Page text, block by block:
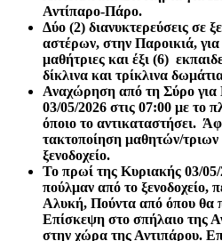
Αντίπαρο-Πάρο.
Δύο (2) διανυκτερεύσεις σε
αστέρων, στην Παροικιά,
μαθήτριες και έξι (6)
δίκλινα και τρίκλινα
Αναχώρηση από τη Σύρο
03/05/2026 στις 07:00 με το
όποιο το αντικαταστήσει.
τακτοποίηση μαθητών/τριων
ξενοδοχείο.
Το πρωί της Κυριακής 03/
πούλμαν από το ξενοδοχείο,
Αλυκή, Πούντα από όπου θα
Επίσκεψη στο σπήλαιο της
στην χώρα της Αντιπάρου.